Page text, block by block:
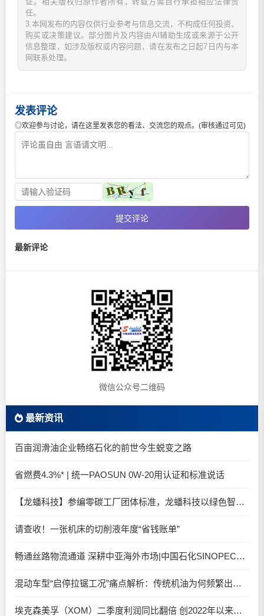
任。
3.本网发布的内容仅供行业参考与信息交流，不构成任何投资、
购买或决策建议。部分图片及内容由AI辅助生成或来源于公开
信息整理，如涉及版权或内容问题，请在发布之日起7日内与本
网联系处理。
发表评论
◎欢迎参与讨论，请在这里发表您的看法、交流您的观点。(审核通过可见)
提交评论
最新评论
微信公众号二维码
最新资讯
百亩润滑油企业畅络石化的前世今生蜕变之路
省燃费4.3%* | 统一PAOSUN 0W-20用认证和标准说话
【龙蟠科技】参编零碳工厂团体标准，龙蟠科技以绿色智造锚定零碳未来
请查收！一张机床的切削液年度“省钱账单”
畅通丝路物流通道 深耕中亚海外市场|中国石化SINOPEC润滑油北京-阿拉木图图定班列顺利抵达
混动车型“启停拉锯工况”痛点解析：传统机油为何频繁出现油泥堆积？
埃克森美孚（XOM）二季度利润同比翻倍 创2022年以来新高